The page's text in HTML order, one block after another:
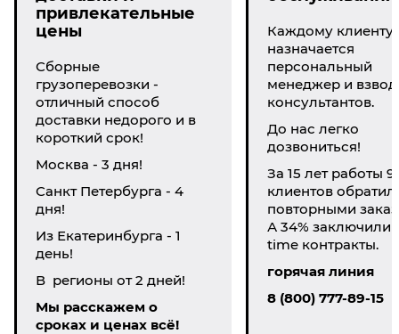
привлекательные
цены
Сборные
грузоперевозки -
отличный способ
доставки недорого и в
короткий срок!
Москва - 3 дня!
Санкт Петербурга - 4
дня!
Из Екатеринбурга - 1
день!
В регионы от 2 дней!
Мы расскажем о
сроках и ценах всё!
Каждому клиенту
назначается
персональный
менеджер и взвод
консультантов.
До нас легко
дозвониться!
За 15 лет работы
клиентов
повторными
А 34% заключили
time контракты.
горячая линия
8 (800) 777-89-15